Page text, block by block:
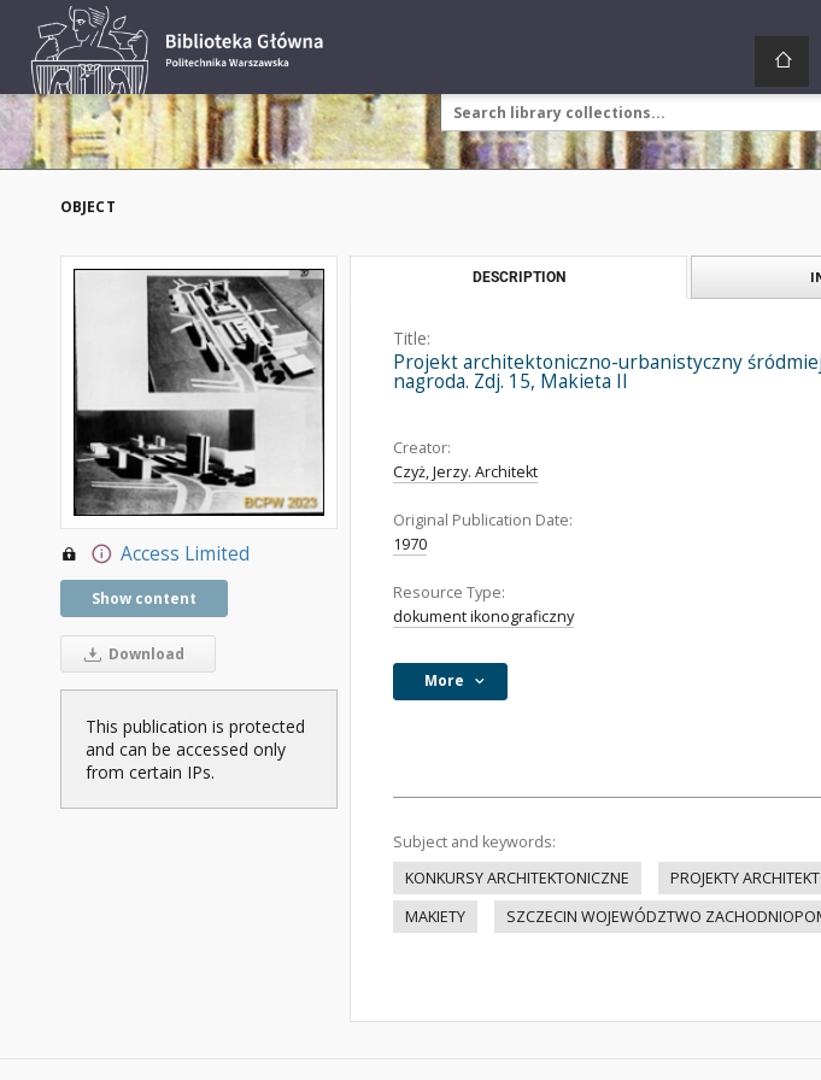
OBJECT
Access Limited
Show content
Download
This publication is protected
and can be accessed only
from certain IPs.
DESCRIPTION
Title:
Projekt architektoniczno-urbanistyczny
nagroda. Zdj. 15, Makieta II
Creator:
Czyż, Jerzy. Architekt
Original Publication Date:
1970
Resource Type:
dokument ikonograficzny
More
Subject and keywords:
KONKURSY ARCHITEKTONICZNE
PROJEKTY
MAKIETY
SZCZECIN WOJEWÓDZTWO